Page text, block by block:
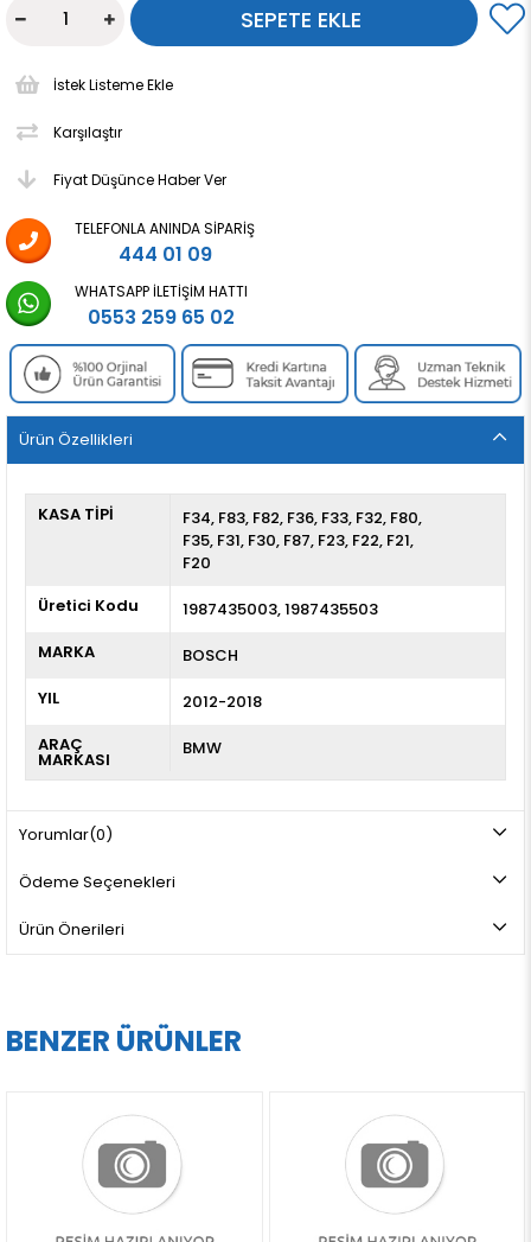
İstek Listeme Ekle
Karşılaştır
Fiyat Düşünce Haber Ver
TELEFONLA ANINDA SIPARIŞ
444 01 09
WHATSAPP İLETIŞIM HATTI
0553 259 65 02
Ürün Özellikleri
KASA TİPİ F34 F83 F82 F36 F33 F32 F80
F35 F31 F30 F87 F23 F22 F21
F20
Üretici Kodu
1987435003, 1987435503
MARKA
BOSCH
YIL
2012-2018
ARAÇ
MARKASI
BMW
Yorumlar(0)
Ödeme Seçenekleri
Ürün Önerileri
BENZER ÜRÜNLER